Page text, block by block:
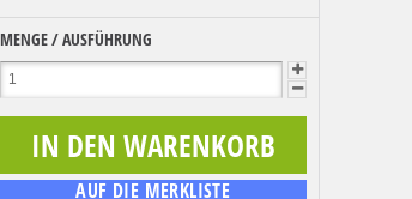
MENGE / AUSFÜHRUNG